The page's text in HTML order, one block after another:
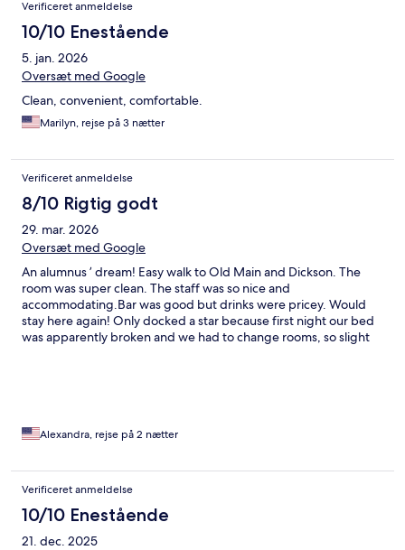
Verificeret anmeldelse
10/10 Enestående
5. jan. 2026
Oversæt med Google
Clean, convenient, comfortable.
Marilyn, rejse på 3 nætter
Verificeret anmeldelse
8/10 Rigtig godt
29. mar. 2026
Oversæt med Google
An alumnus ’ dream! Easy walk to Old Main and Dickson. The
room was super clean. The staff was so nice and
accommodating.Bar was good but drinks were pricey. Would
stay here again! Only docked a star because first night our bed
was apparently broken and we had to change rooms, so slight
Alexandra, rejse på 2 nætter
Verificeret anmeldelse
10/10 Enestående
21. dec. 2025